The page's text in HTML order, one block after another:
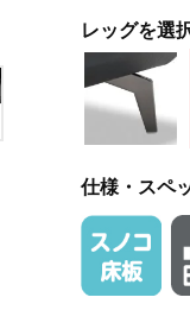
レッグを選
仕様・スペ